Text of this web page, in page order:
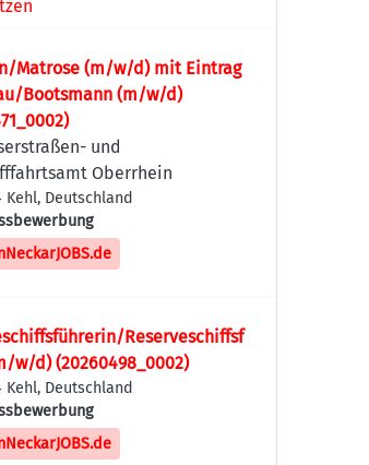
Matrose (m/w/d) mit Eintrag
Bootsmann (m/w/d)
und
Oberrhein
Kehl, Deutschland
Reserveschiffsf
w/d) (20260498_0002)
Kehl, Deutschland